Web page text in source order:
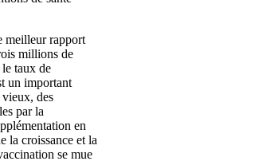
meilleur rapport
millions de
taux de
un important
vieux, des
par la
en
la croissance et la
se mue